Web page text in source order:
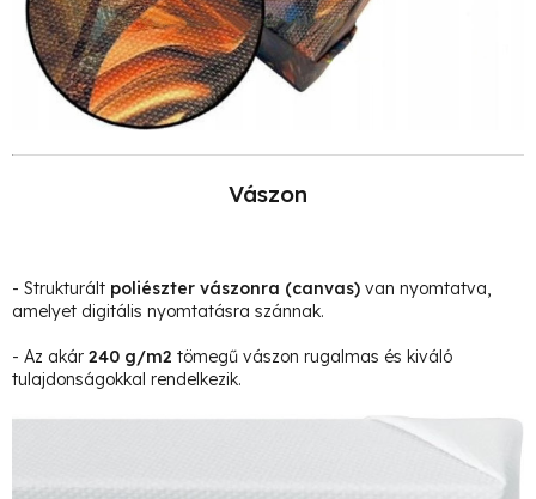
Vászon
- Strukturált poliészter vászonra (canvas) van nyomtatva,
amelyet digitális nyomtatásra szánnak.
- Az akár 240 g/m2 tömegű vászon rugalmas és kiváló
tulajdonságokkal rendelkezik.